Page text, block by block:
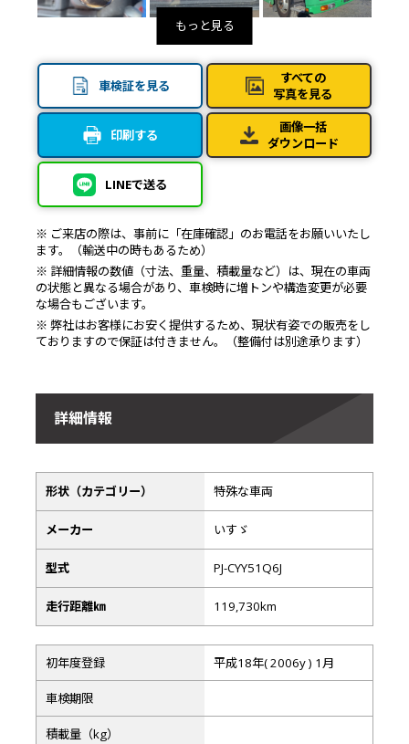
車検証を見る
印刷する
LINEで送る
すべての
写真を見る
画像一括
ダウンロード
※ ご来店の際は、事前に「在庫確認」のお電話をお願いいたし
ます。（輸送中の時もあるため）
※ 詳細情報の数値（寸法、重量、積載量など）は、現在の車両
の状態と異なる場合があり、車検時に増トンや構造変更が必要
な場合もございます。
※ 弊社はお客様にお安く提供するため、現状有姿での販売をし
ておりますので保証は付きません。（整備付は別途承ります）
詳細情報
形状（カテゴリー） 特殊な車両
メーカー いすゞ
型式 PJ-CYY51Q6J
走行距離㎞ 119,730km
初年度登録 平成18年( 2006y ) 1月
車検期限
積載量（kg）